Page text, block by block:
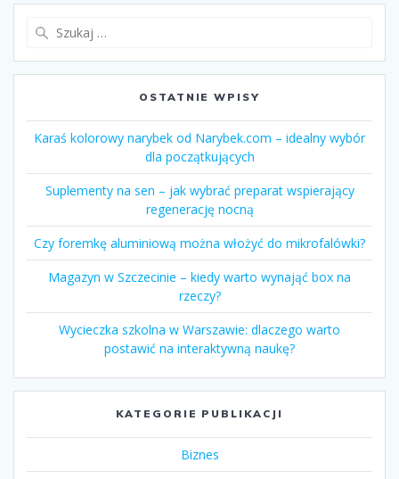
OSTATNIE WPISY
Karaś kolorowy narybek od Narybek.com – idealny wybór
dla początkujących
Suplementy na sen – jak wybrać preparat wspierający
regenerację nocną
Czy foremkę aluminiową można włożyć do mikrofalówki?
Magazyn w Szczecinie – kiedy warto wynająć box na
rzeczy?
Wycieczka szkolna w Warszawie: dlaczego warto
postawić na interaktywną naukę?
KATEGORIE PUBLIKACJI
Biznes